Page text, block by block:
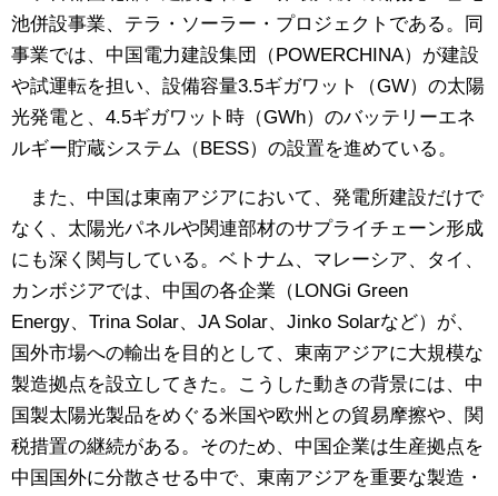
池併設事業、テラ・ソーラー・プロジェクトである。同
事業では、中国電力建設集団（POWERCHINA）が建設
や試運転を担い、設備容量3.5ギガワット（GW）の太陽
光発電と、4.5ギガワット時（GWh）のバッテリーエネ
ルギー貯蔵システム（BESS）の設置を進めている。
また、中国は東南アジアにおいて、発電所建設だけで
なく、太陽光パネルや関連部材のサプライチェーン形成
にも深く関与している。ベトナム、マレーシア、タイ、
カンボジアでは、中国の各企業（LONGi Green
Energy、Trina Solar、JA Solar、Jinko Solarなど）が、
国外市場への輸出を目的として、東南アジアに大規模な
製造拠点を設立してきた。こうした動きの背景には、中
国製太陽光製品をめぐる米国や欧州との貿易摩擦や、関
税措置の継続がある。そのため、中国企業は生産拠点を
中国国外に分散させる中で、東南アジアを重要な製造・